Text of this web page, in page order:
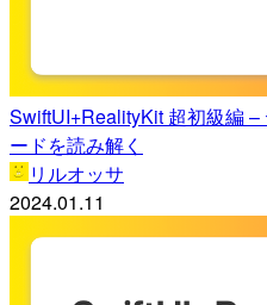
SwiftUI+RealityKit 超初級編
ードを読み解く
リルオッサ
2024.01.11